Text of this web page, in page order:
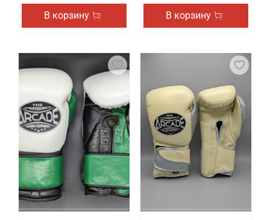
В корзину В корзину